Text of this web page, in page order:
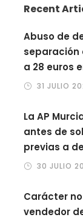
Recent
Abuso de
separación
a 28 euros
31 JULIO
La AP
antes de
previas a
30 JULIO
Carácter
vendedor